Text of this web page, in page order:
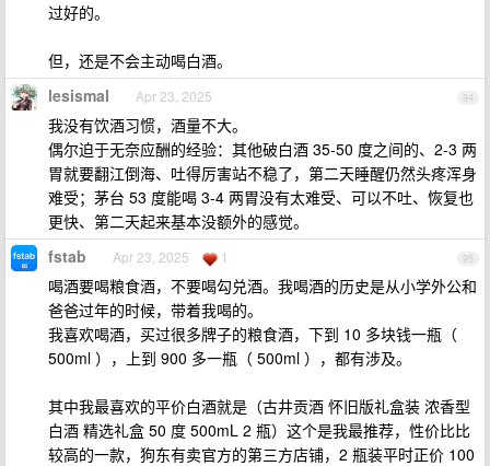
过好的。
但，还是不会主动喝白酒。
94
lesismal Apr 23, 2025
我没有饮酒习惯，酒量不大。
偶尔迫于无奈应酬的经验：其他破白酒 35-50 度之间的、2-3 两
胃就要翻江倒海、吐得厉害站不稳了，第二天睡醒仍然头疼浑身
难受；茅台 53 度能喝 3-4 两胃没有太难受、可以不吐、恢复也
更快、第二天起来基本没额外的感觉。
95
fstab Apr 23, 2025 1
喝酒要喝粮食酒，不要喝勾兑酒。我喝酒的历史是从小学外公和
爸爸过年的时候，带着我喝的。
我喜欢喝酒，买过很多牌子的粮食酒，下到 10 多块钱一瓶（
500ml ），上到 900 多一瓶（ 500ml ），都有涉及。
其中我最喜欢的平价白酒就是（古井贡酒 怀旧版礼盒装 浓香型
白酒 精选礼盒 50 度 500mL 2 瓶）这个是我最推荐，性价比比
较高的一款，狗东有卖官方的第三方店铺，2 瓶装平时正价 100